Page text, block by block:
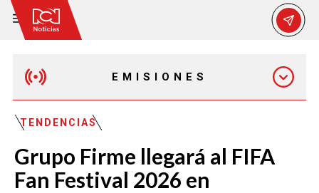
EMISIONES
MAÑANA EXPRESS
EMISIÓN 12:30 PM
TENDENCIAS
Grupo Firme llegará al FIFA
Fan Festival 2026 en